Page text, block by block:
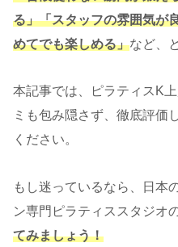
る」「スタッフの雰囲気が
めてでも楽しめる」など、
本記事では、ピラティスK
ミも包み隠さず、徹底評価
ください。
もし迷っているなら、日本
ン専門ピラティススタジオ
てみましょう！